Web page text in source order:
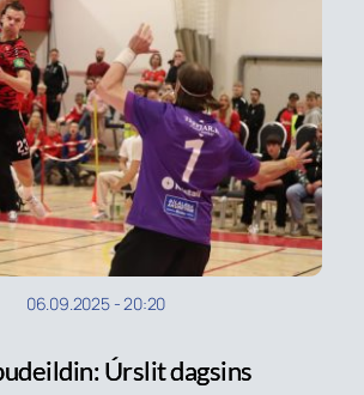
06.09.2025-20:20
Úrslit dagsins